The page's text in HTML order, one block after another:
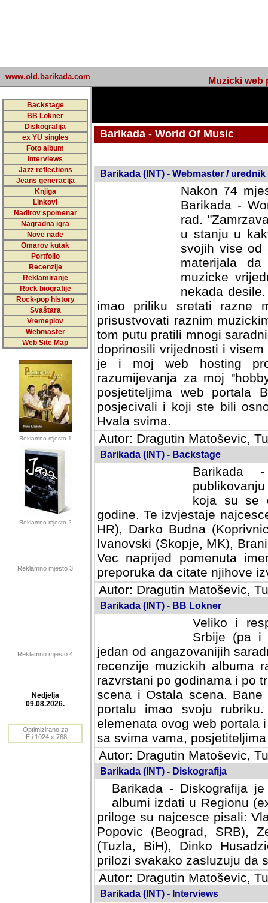
www.old.barikada.com Muzicki web
Backstage
BB Lokner
Diskografija
ex YU singles
Foto album
Interviews
Jazz reflections
Jeans generacija
Knjiga
Linkovi
Nadirov spomenar
Nagradna igra
Nove nade
Omarov kutak
Portfolio
Recenzije
Reklamiranje
Rock biografije
Rock-pop history
Svaštara
Vremeplov
Webmaster
Web Site Map
Reklamno mjesto 1
Reklamno mjesto 2
Reklamno mjesto 3
Reklamno mjesto 4
Barikada - World Of Music
Barikada (INT) - Webmaster / urednik
Nakon 74
Barikada -
rad.
u stanju u
svojih vise od
materijala
muzicke
nekada
imao priliku sretati razne
prisustvovati raznim
tom putu pratili mnogi
doprinosili vrijednosti i
je i moj web hosting
razumijevanja za moj
posjetiteljima web portala
posjecivali i koji ste bili
Hvala svima.
Autor: Dragutin Matoševic,
Barikada (INT) - Backstage
Barikada
koja su se
godine. Te izvjestaje
HR), Darko Budna
Ivanovski (Skopje, MK),
Vec naprijed pomenuta
preporuka da citate njihove
Autor: Dragutin Matoševic,
Barikada (INT) - BB Lokner
Veliko i
Srbije (pa i
jedan od angazovanijih
recenzije muzickih albuma
razvrstani po godinama i po
scena i Ostala scena.
portalu imao svoju
elemenata ovog web portala
sa svima vama,
Autor: Dragutin Matoševic,
Barikada (INT) - Diskografija
Barikada - Diskografija
albumi izdati u Regionu
priloge su najcesce pisali:
Popovic (Beograd, SRB),
(Tuzla, BiH), Dinko
prilozi svakako zasluzuju da
Autor: Dragutin Matoševic,
Barikada (INT) - Interviews